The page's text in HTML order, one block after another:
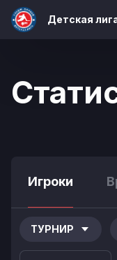
Детская
Игроки
ТУРНИР